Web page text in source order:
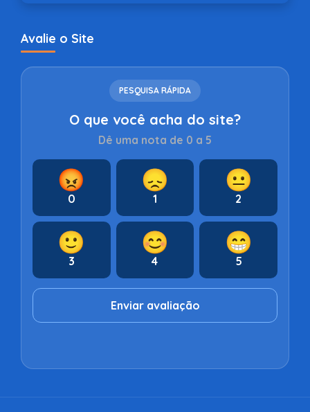
Avalie o Site
PESQUISA RÁPIDA
O que você acha do site?
Dê uma nota de 0 a 5
😡
0
😞
1
😐
2
🙂
3
😊
4
😁
5
Enviar avaliação